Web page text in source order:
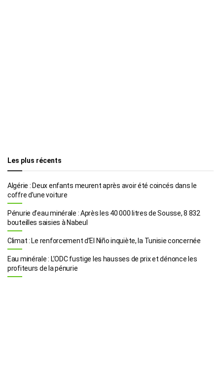
Les plus récents
Algérie : Deux enfants meurent après avoir été coincés dans le
coffre d’une voiture
Pénurie d’eau minérale : Après les 40 000 litres de Sousse, 8 832
bouteilles saisies à Nabeul
Climat : Le renforcement d’El Niño inquiète, la Tunisie concernée
Eau minérale : L’ODC fustige les hausses de prix et dénonce les
profiteurs de la pénurie